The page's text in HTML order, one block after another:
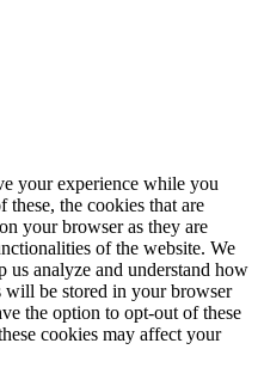
your experience while you
the cookies that are
your browser as they are
of the website. We
us analyze and understand how
will be stored in your browser
the option to opt-out of these
cookies may affect your